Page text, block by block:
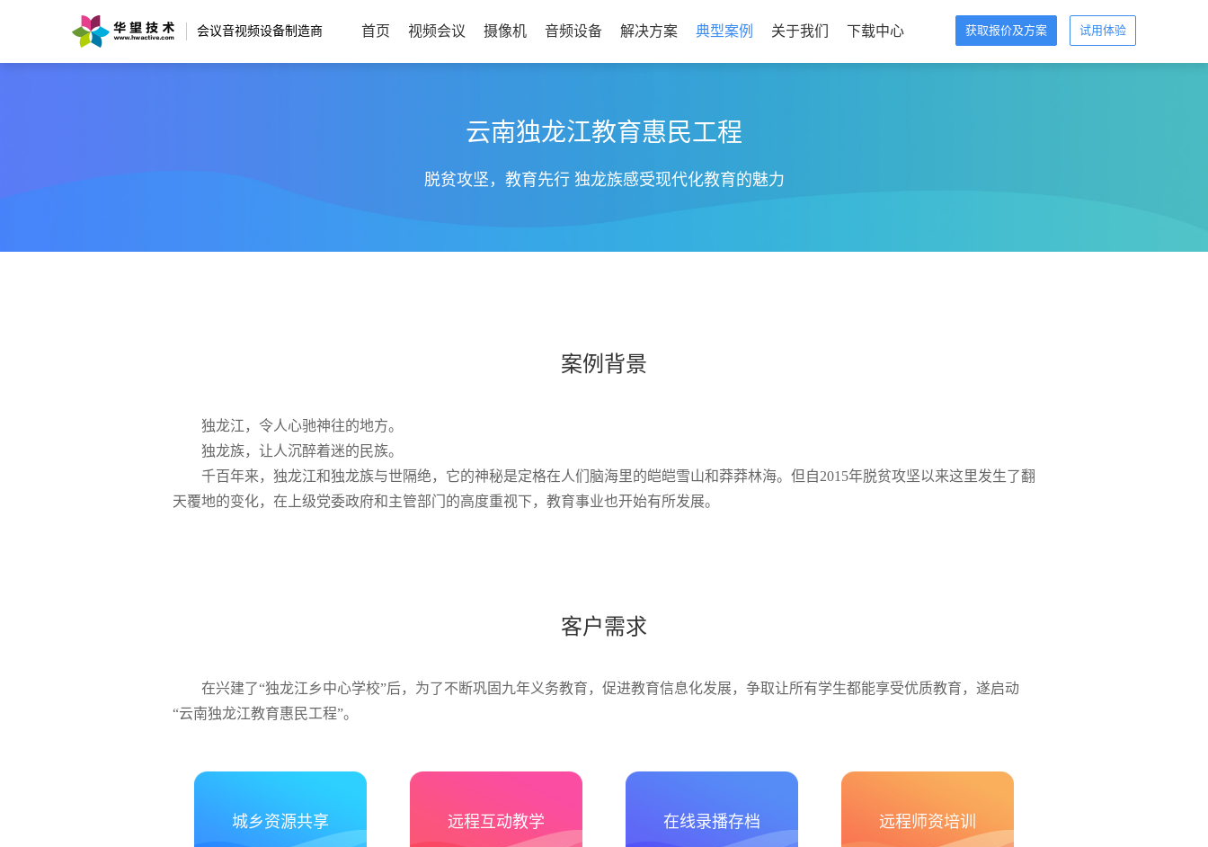
会议音视频设备制造商 获取报价及方案 试用体验
首页 视频会议 摄像机 音频设备 解决方案 典型案例 关于我们 下载中心
云南独龙江教育惠民工程
脱贫攻坚，教育先行 独龙族感受现代化教育的魅力
案例背景
独龙江，令人心驰神往的地方。
独龙族，让人沉醉着迷的民族。
千百年来，独龙江和独龙族与世隔绝，它的神秘是定格在人们脑海里的皑皑雪山和莽莽林海。但自2015年脱贫攻坚以来这里发生了翻
天覆地的变化，在上级党委政府和主管部门的高度重视下，教育事业也开始有所发展。
客户需求
在兴建了“独龙江乡中心学校”后，为了不断巩固九年义务教育，促进教育信息化发展，争取让所有学生都能享受优质教育，遂启动
“云南独龙江教育惠民工程”。
城乡资源共享 远程互动教学 在线录播存档 远程师资培训